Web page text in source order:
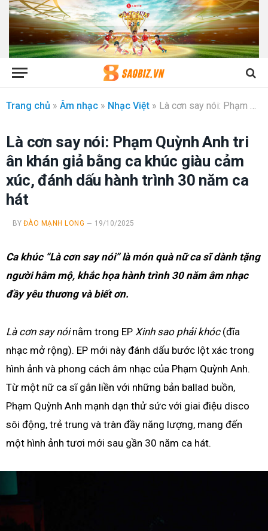
Trang chủ » Âm nhạc » Nhạc Việt » Là cơn say nói: Phạm Quỳnh Anh tri ân khán giả bằng ca khúc giàu cảm xúc, đánh dấu hành trình 30 năm ca hát
Là cơn say nói: Phạm Quỳnh Anh tri
ân khán giả bằng ca khúc giàu cảm
xúc, đánh dấu hành trình 30 năm ca
hát
BY ĐÀO MẠNH LONG 19/10/2025
Ca khúc “Là cơn say nói” là món quà nữ ca sĩ dành tặng
người hâm mộ, khắc họa hành trình 30 năm âm nhạc
đầy yêu thương và biết ơn.
Là cơn say nóinằm trong EP Xinh sao phải khóc(đĩa
nhạc mở rộng). EP mới này đánh dấu bước lột xác trong
hình ảnh và phong cách âm nhạc của Phạm Quỳnh Anh.
Từ một nữ ca sĩ gắn liền với những bản ballad buồn,
Phạm Quỳnh Anh mạnh dạn thử sức với giai điệu disco
sôi động, trẻ trung và tràn đầy năng lượng, mang đến
một hình ảnh tươi mới sau gần 30 năm ca hát.